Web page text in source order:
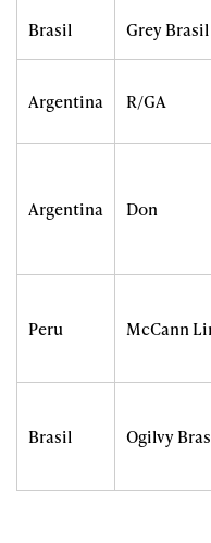
Brasil Grey Brasil
Argentina R/GA
Argentina Don
Peru McCann
Brasil Ogilvy